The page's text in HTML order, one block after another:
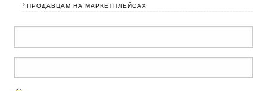
ПРОДАВЦАМ НА МАРКЕТПЛЕЙСАХ